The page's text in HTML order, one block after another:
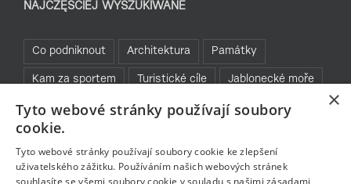
NAJCZĘŚCIEJ WYSZUKIWANE
Co podniknout Architektura Památky
Kam za sportem Turistické cíle Jablonecké moře
Sklo a bižuterie Bez bariér Bavte se v Jablonci
Rozhledny
×
Tyto webové stránky používají soubory
cookie.
Tyto webové stránky používají soubory cookie ke zlepšení
uživatelského zážitku. Používáním našich webových stránek
souhlasíte se všemi soubory cookie v souladu s našimi zásadami